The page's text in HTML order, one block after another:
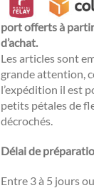
port offerts à
d’achat.
Les articles sont
grande attention,
l’expédition il est
petits pétales de
décrochés.
Délai de
Entre 3 à 5 jours